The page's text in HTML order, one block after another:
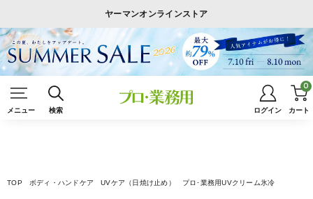
ヤーマンオンラインストア
メニュー 検索 ログイン カート
0
TOP ボディ・ハンドケア UVケア（日焼け止め） プロ･業務用UVクリーム氷冷